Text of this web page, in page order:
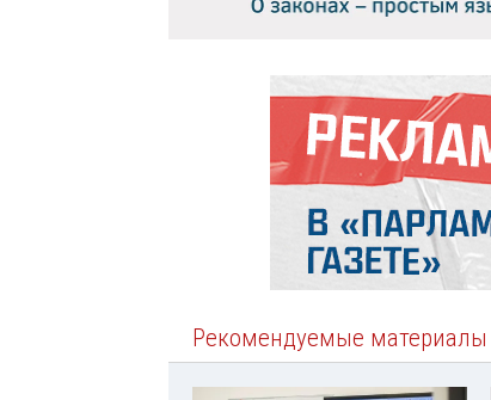
Рекомендуемые материалы